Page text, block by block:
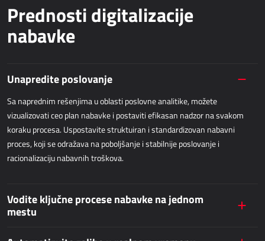
WEB APLIKACIJE
AllForWeb
Kompleksnije web stranice
Web stranica
MRP - PROIZVODNJA
Power MES
Prednosti digitalizacije
nabavke
Unapredite poslovanje
Sa naprednim rešenjima u oblasti poslovne analitike, možete
vizualizovati ceo plan nabavke i postaviti efikasan nadzor na svakom
koraku procesa. Uspostavite struktuiran i standardizovan nabavni
proces, koji se odražava na poboljšanje i stabilnije poslovanje i
racionalizaciju nabavnih troškova.
Vodite ključne procese nabavke na jednom
mestu